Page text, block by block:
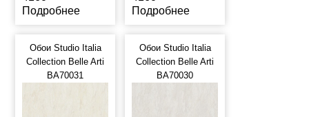
Подробнее
Подробнее
Обои Studio Italia
Collection Belle Arti
BA70031
Обои Studio Italia
Collection Belle Arti
BA70030